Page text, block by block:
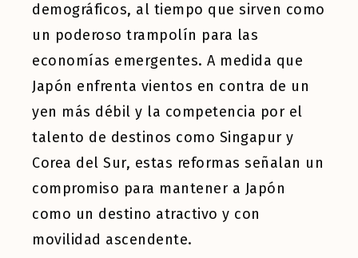
demográficos, al tiempo que sirven como
un poderoso trampolín para las
economías emergentes. A medida que
Japón enfrenta vientos en contra de un
yen más débil y la competencia por el
talento de destinos como Singapur y
Corea del Sur, estas reformas señalan un
compromiso para mantener a Japón
como un destino atractivo y con
movilidad ascendente.